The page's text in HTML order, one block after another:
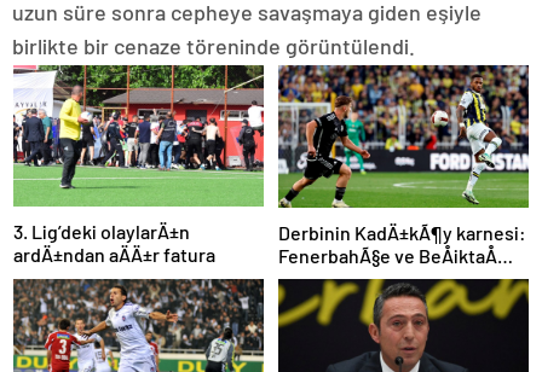
uzun süre sonra cepheye savaşmaya giden eşiyle
birlikte bir cenaze töreninde görüntülendi.
3. Lig’deki olaylarÄ±n
ardÄ±ndan aÄÄ±r fatura
Derbinin KadÄ±kÃ¶y karnesi:
FenerbahÃ§e ve BeÅiktaÅ
iÃ§in dikkat Ã§ekenÂ sayÄ±